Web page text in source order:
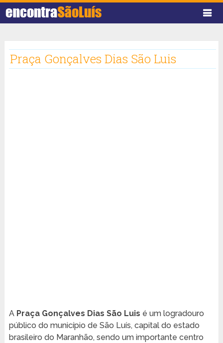
Praça Gonçalves Dias São Luis
A Praça Gonçalves Dias São Luis é um logradouro
público do município de São Luís, capital do estado
brasileiro do Maranhão, sendo um importante centro